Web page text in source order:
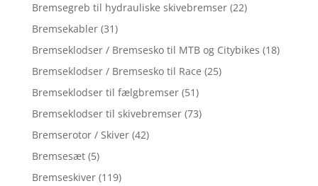
Bremsegreb til hydrauliske skivebremser (22)
Bremsekabler (31)
Bremseklodser / Bremsesko til MTB og Citybikes (18)
Bremseklodser / Bremsesko til Race (25)
Bremseklodser til fælgbremser (51)
Bremseklodser til skivebremser (73)
Bremserotor / Skiver (42)
Bremsesæt (5)
Bremseskiver (119)